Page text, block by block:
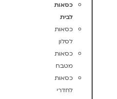
כסאות
לבית
כסאות
לסלון
כסאות
מטבח
כסאות
לחדרי